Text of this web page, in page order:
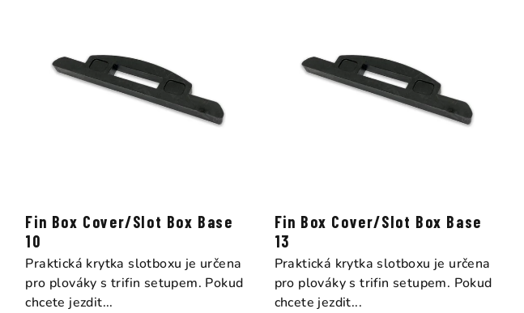
Fin Box Cover/Slot Box Base
10
Praktická krytka slotboxu je určena
pro plováky s trifin setupem. Pokud
chcete jezdit...
Fin Box Cover/Slot Box Base
13
Praktická krytka slotboxu je určena
pro plováky s trifin setupem. Pokud
chcete jezdit...